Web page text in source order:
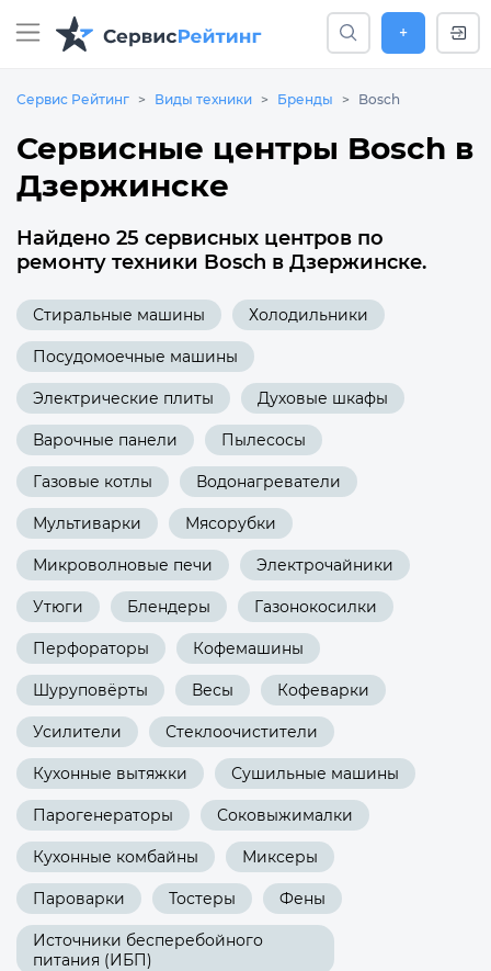
+
Сервис Рейтинг Виды техники Бренды Bosch
Сервисные центры Bosch в
Дзержинске
Найдено 25 сервисных центров по
ремонту техники Bosch в Дзержинске.
Стиральные машины Холодильники
Посудомоечные машины
Электрические плиты Духовые шкафы
Варочные панели Пылесосы
Газовые котлы Водонагреватели
Мультиварки Мясорубки
Микроволновые печи Электрочайники
Утюги Блендеры Газонокосилки
Перфораторы Кофемашины
Шуруповёрты Весы Кофеварки
Усилители Стеклоочистители
Кухонные вытяжки Сушильные машины
Парогенераторы Соковыжималки
Кухонные комбайны Миксеры
Пароварки Тостеры Фены
Источники бесперебойного
питания (ИБП)